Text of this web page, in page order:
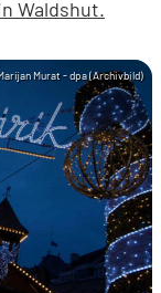
Waldshut.
Murat - dpa (Archivbild)